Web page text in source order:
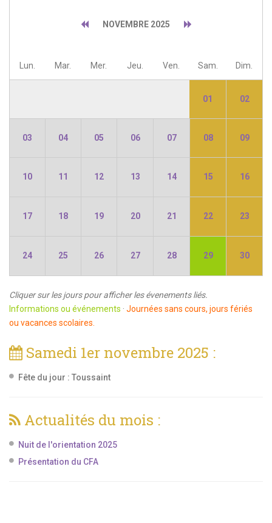
NOVEMBRE 2025
Lun. Mar. Mer. Jeu. Ven. Sam. Dim.
01 02
03 04 05 06 07 08 09
10 11 12 13 14 15 16
17 18 19 20 21 22 23
24 25 26 27 28 29 30
Cliquer sur les jours pour afficher les évenements liés.
Informations ou événements · Journées sans cours, jours fériés
ou vacances scolaires.
Samedi 1er novembre 2025 :
Fête du jour : Toussaint
Actualités du mois :
Nuit de l'orientation 2025
Présentation du CFA